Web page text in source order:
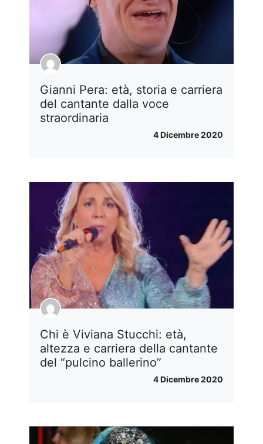
Gianni Pera: età, storia e carriera
del cantante dalla voce
straordinaria
4 Dicembre 2020
Chi è Viviana Stucchi: età,
altezza e carriera della cantante
del “pulcino ballerino”
4 Dicembre 2020